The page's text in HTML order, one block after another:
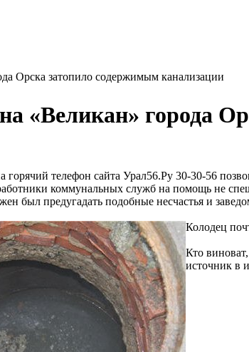
Орска затопило содержимым канализации
«Великан» города
горячий телефон сайта Урал56.Ру 30-30-56
коммунальных служб на помощь не
был предугадать подобные несчастья и
Колодец
Кто
источник в